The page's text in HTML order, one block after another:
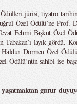
jürisi, tiyatro
Özel Ödülü’ne Prof.
Fehmi Başkut Özel
Tabakan’ı layık gördü.
Haldun Dormen Özel
Ödülü’nün sahibi ise
yaşatmaktan gurur